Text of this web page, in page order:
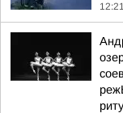
12:21